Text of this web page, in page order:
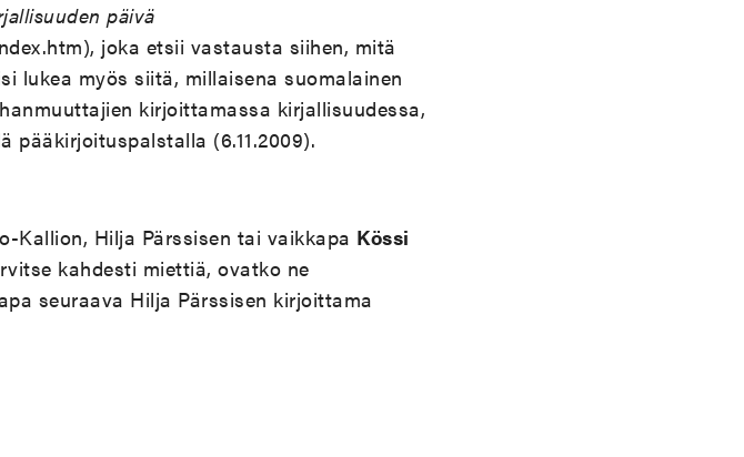
päivä
joka etsii vastausta siihen, mitä
lukea myös siitä, millaisena suomalainen
kirjoittamassa kirjallisuudessa,
(6.11.2009).
Kallion, Hilja Pärssisen tai vaikkapa Kössi
kahdesti miettiä, ovatko ne
seuraava Hilja Pärssisen kirjoittama